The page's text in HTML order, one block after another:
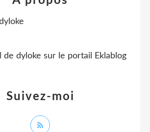
Suivez-moi
de dyloke sur le portail Eklablog